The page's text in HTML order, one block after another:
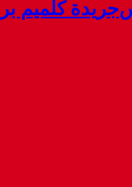
جريدة كلميم